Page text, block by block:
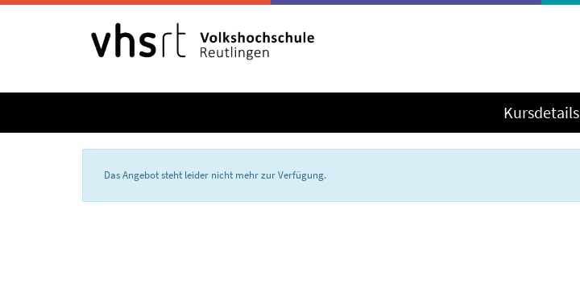
Kursdetails
Das Angebot steht leider nicht mehr zur Verfügung.